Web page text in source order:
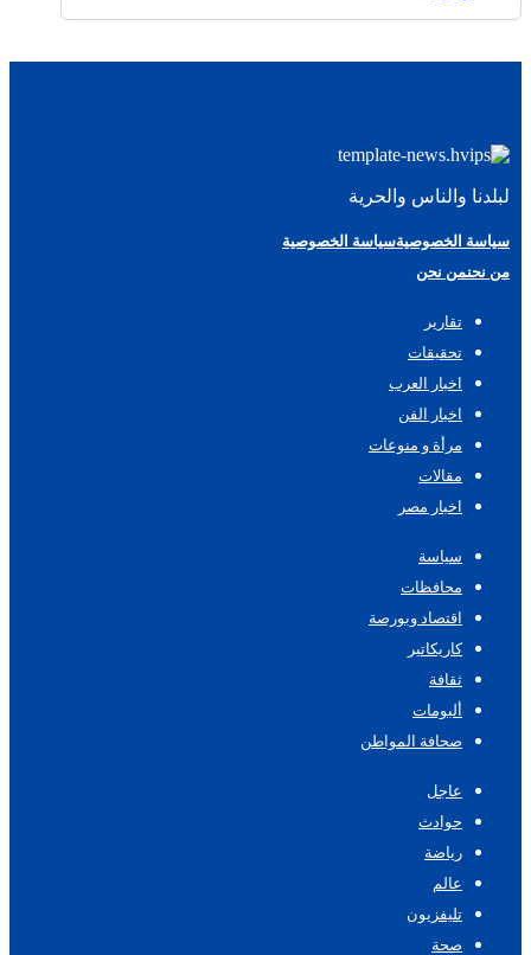
لبلدنا والناس والحرية
سياسة الخصوصيةسياسة الخصوصية
من نحنمن نحن
تقارير
تحقيقات
اخبار العرب
اخبار الفن
مرأة و منوعات
مقالات
اخبار مصر
سياسة
محافظات
اقتصاد وبورصة
كاريكاتير
ثقافة
ألبومات
صحافة المواطن
عاجل
حوادث
رياضة
عالم
تليفزيون
صحة